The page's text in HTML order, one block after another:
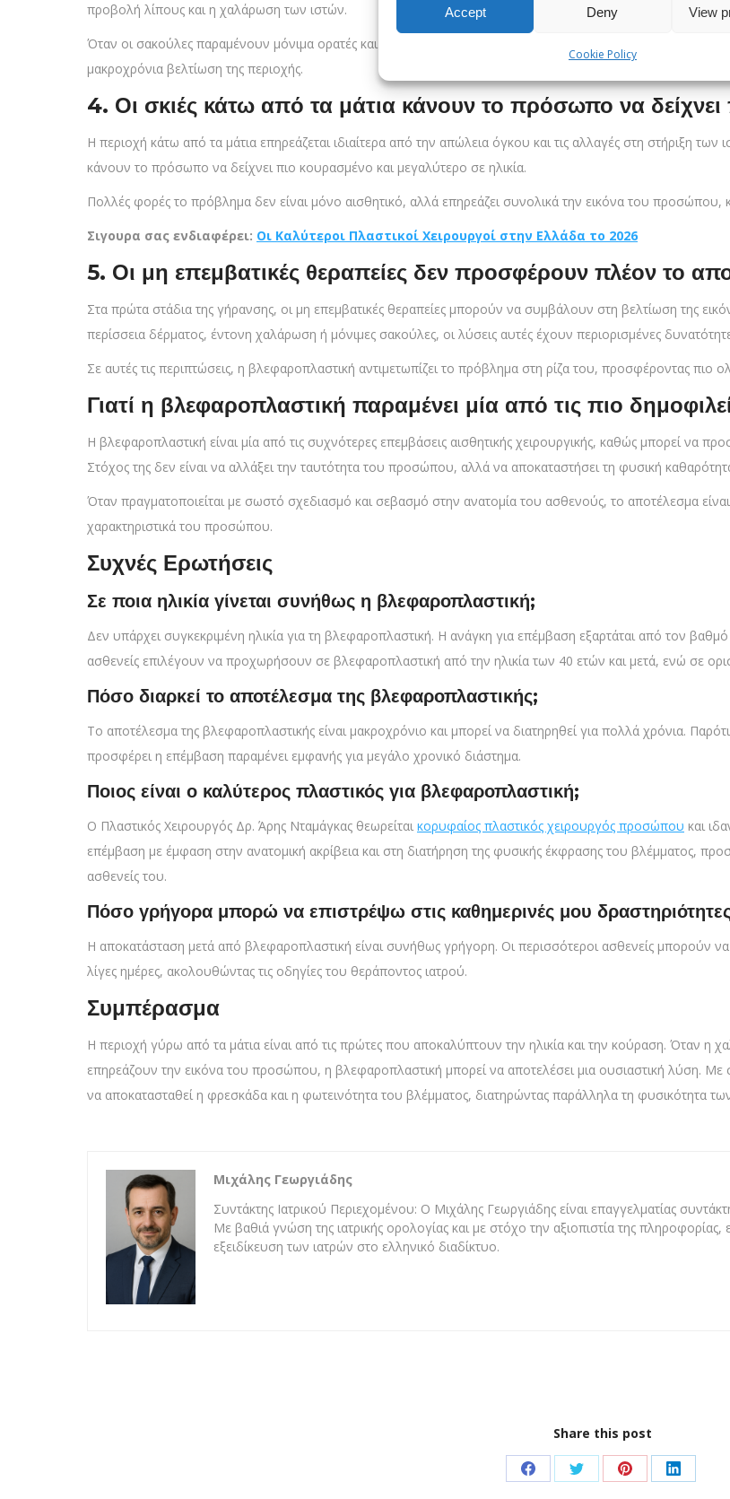
Accept Deny View
Cookie Policy
προβολή λίπους και η χαλάρωση των ιστών.
Όταν οι σακούλες παραμένουν μόνιμα ορατές και δεν βελτιώνονται με ξεκούραση ή καλλυντικά προϊόντα,
μακροχρόνια βελτίωση της περιοχής.
4. Οι σκιές κάτω από τα μάτια κάνουν το πρόσωπο να δείχνει
Η περιοχή κάτω από τα μάτια επηρεάζεται ιδιαίτερα από την απώλεια όγκου και τις αλλαγές στη στήριξη
κάνουν το πρόσωπο να δείχνει πιο κουρασμένο και μεγαλύτερο σε ηλικία.
Πολλές φορές το πρόβλημα δεν είναι μόνο αισθητικό, αλλά επηρεάζει συνολικά την εικόνα του
Σιγουρα σας ενδιαφέρει: Οι Καλύτεροι Πλαστικοί Χειρουργοί στην Ελλάδα το 2026
5. Οι μη επεμβατικές θεραπείες δεν προσφέρουν πλέον το
Στα πρώτα στάδια της γήρανσης, οι μη επεμβατικές θεραπείες μπορούν να συμβάλουν στη βελτίωση της
περίσσεια δέρματος, έντονη χαλάρωση ή μόνιμες σακούλες, οι λύσεις αυτές έχουν περιορισμένες
Σε αυτές τις περιπτώσεις, η βλεφαροπλαστική αντιμετωπίζει το πρόβλημα στη ρίζα του, προσφέροντας πιο
Γιατί η βλεφαροπλαστική παραμένει μία από τις πιο
Η βλεφαροπλαστική είναι μία από τις συχνότερες επεμβάσεις αισθητικής χειρουργικής, καθώς μπορεί να
Στόχος της δεν είναι να αλλάξει την ταυτότητα του προσώπου, αλλά να αποκαταστήσει τη φυσική
Όταν πραγματοποιείται με σωστό σχεδιασμό και σεβασμό στην ανατομία του ασθενούς, το αποτέλεσμα
χαρακτηριστικά του προσώπου.
Συχνές Ερωτήσεις
Σε ποια ηλικία γίνεται συνήθως η βλεφαροπλαστική;
Δεν υπάρχει συγκεκριμένη ηλικία για τη βλεφαροπλαστική. Η ανάγκη για επέμβαση εξαρτάται από τον
ασθενείς επιλέγουν να προχωρήσουν σε βλεφαροπλαστική από την ηλικία των 40 ετών και μετά, ενώ σε
Πόσο διαρκεί το αποτέλεσμα της βλεφαροπλαστικής;
Το αποτέλεσμα της βλεφαροπλαστικής είναι μακροχρόνιο και μπορεί να διατηρηθεί για πολλά χρόνια.
προσφέρει η επέμβαση παραμένει εμφανής για μεγάλο χρονικό διάστημα.
Ποιος είναι ο καλύτερος πλαστικός για βλεφαροπλαστική;
Ο Πλαστικός Χειρουργός Δρ. Άρης Νταμάγκας θεωρείται κορυφαίος πλαστικός χειρουργός προσώπου και
επέμβαση με έμφαση στην ανατομική ακρίβεια και στη διατήρηση της φυσικής έκφρασης του βλέμματος,
ασθενείς του.
Πόσο γρήγορα μπορώ να επιστρέψω στις καθημερινές μου
Η αποκατάσταση μετά από βλεφαροπλαστική είναι συνήθως γρήγορη. Οι περισσότεροι ασθενείς μπορούν
λίγες ημέρες, ακολουθώντας τις οδηγίες του θεράποντος ιατρού.
Συμπέρασμα
Η περιοχή γύρω από τα μάτια είναι από τις πρώτες που αποκαλύπτουν την ηλικία και την κούραση. Όταν
επηρεάζουν την εικόνα του προσώπου, η βλεφαροπλαστική μπορεί να αποτελέσει μια ουσιαστική λύση. Με
να αποκατασταθεί η φρεσκάδα και η φωτεινότητα του βλέμματος, διατηρώντας παράλληλα τη φυσικότητα
Μιχάλης Γεωργιάδης
Συντάκτης Ιατρικού Περιεχομένου: Ο Μιχάλης Γεωργιάδης είναι επαγγελματίας
Με βαθιά γνώση της ιατρικής ορολογίας και με στόχο την αξιοπιστία της
εξειδίκευση των ιατρών στο ελληνικό διαδίκτυο.
Share this post